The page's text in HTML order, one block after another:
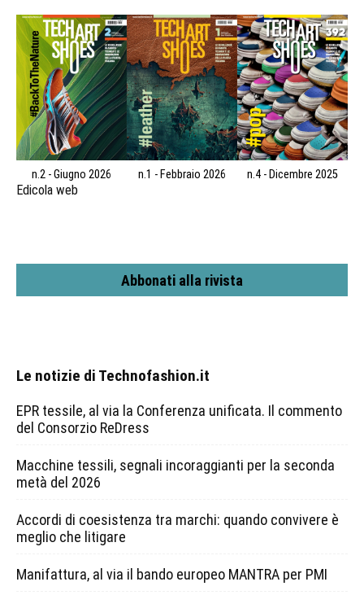
n.2 - Giugno 2026 n.1 - Febbraio 2026 n.4 - Dicembre 2025
Edicola web
Abbonati alla rivista
Le notizie di Technofashion.it
EPR tessile, al via la Conferenza unificata. Il commento
del Consorzio ReDress
Macchine tessili, segnali incoraggianti per la seconda
metà del 2026
Accordi di coesistenza tra marchi: quando convivere è
meglio che litigare
Manifattura, al via il bando europeo MANTRA per PMI